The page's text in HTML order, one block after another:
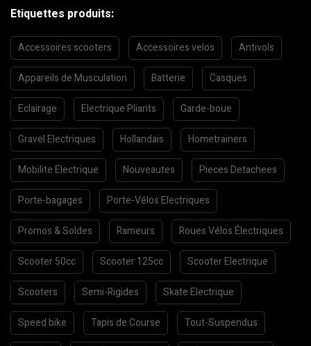
Etiquettes produits:
Accessoires scooters Accessoires velos Antivols
Appareils de Musculation Batterie Casques
Eclairage Electrique Pliants Garde-boue
Gravel Electriques Hollandais Hometrainers
Mobilite Electrique Nouveautes Pieces Detachees
Porte-bagages Porte-Vélos Electriques
Promos & Soldes Rameurs Roues Vélos Électriques
Scooter 50cc Scooter 125cc Scooter Electrique
Scooters Semi-Rigides Skate Electrique
Speed bike Tapis de Course Tout-Suspendus